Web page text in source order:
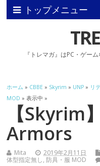
トップメニュー
『トレマガ』はPC・ゲー
ホーム » CBBE » Skyrim » UNP » リ
MOD » 表示中 »
【Skyrim
Armors
Mita 2019年2月11日
体型指定無し,防具・服 MOD